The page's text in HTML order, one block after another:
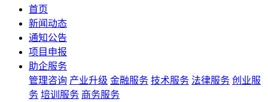
首页
新闻动态
通知公告
项目申报
助企服务
管理咨询 产业升级 金融服务 技术服务 法律服务 创业服
务 培训服务 商务服务